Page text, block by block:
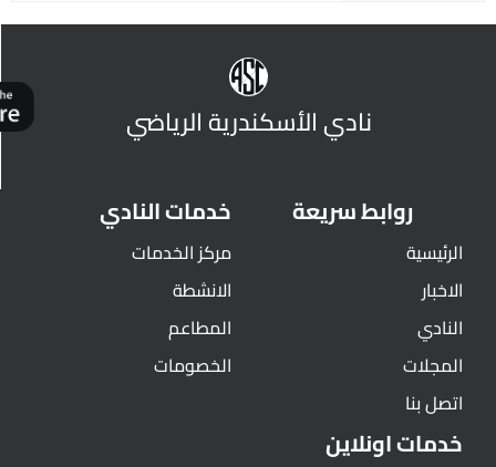
نادي الأسكندرية الرياضي
روابط سريعة
الرئيسية
الاخبار
النادي
المجلات
اتصل بنا
خدمات النادي
مركز الخدمات
الانشطة
المطاعم
الخصومات
خدمات اونلاين